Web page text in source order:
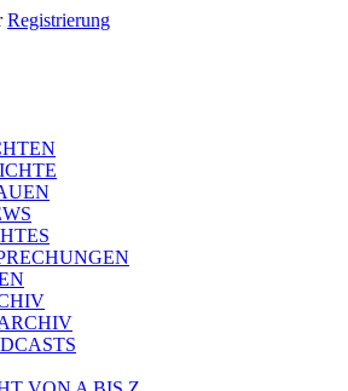
Registrierung